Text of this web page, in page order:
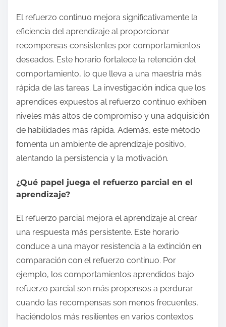
El refuerzo continuo mejora significativamente la
eficiencia del aprendizaje al proporcionar
recompensas consistentes por comportamientos
deseados. Este horario fortalece la retención del
comportamiento, lo que lleva a una maestría más
rápida de las tareas. La investigación indica que los
aprendices expuestos al refuerzo continuo exhiben
niveles más altos de compromiso y una adquisición
de habilidades más rápida. Además, este método
fomenta un ambiente de aprendizaje positivo,
alentando la persistencia y la motivación.
¿Qué papel juega el refuerzo parcial en el
aprendizaje?
El refuerzo parcial mejora el aprendizaje al crear
una respuesta más persistente. Este horario
conduce a una mayor resistencia a la extinción en
comparación con el refuerzo continuo. Por
ejemplo, los comportamientos aprendidos bajo
refuerzo parcial son más propensos a perdurar
cuando las recompensas son menos frecuentes,
haciéndolos más resilientes en varios contextos.